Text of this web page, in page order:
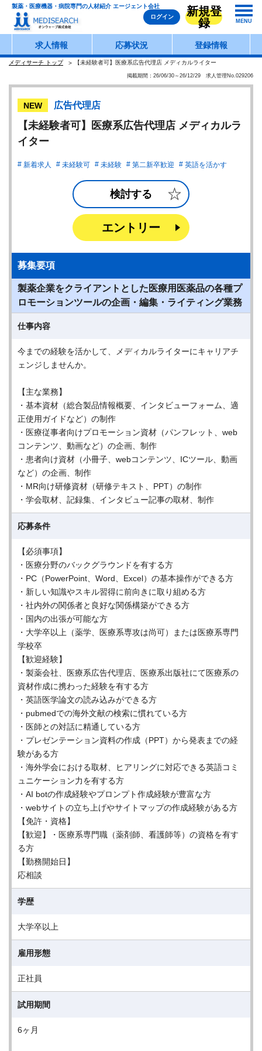
製薬・医療機器・病院専門の人材紹介 エージェント会社
ログイン
新規登
録
MENU
求人情報 応募状況 登録情報
メディサーチ トップ 【未経験者可】医療系広告代理店 メディカルライター
掲載期間：26/06/30～26/12/29 求人管理No.029206
NEW 広告代理店
【未経験者可】医療系広告代理店 メディカルラ
イター
新着求人 未経験可 未経験 第二新卒歓迎 英語を活かす
検討する
エントリー
募集要項
製薬企業をクライアントとした医療用医薬品の各種プ
ロモーションツールの企画・編集・ライティング業務
仕事内容
今までの経験を活かして、メディカルライターにキャリアチ
ェンジしませんか。
【主な業務】
・基本資材（総合製品情報概要、インタビューフォーム、適
正使用ガイドなど）の制作
・医療従事者向けプロモーション資材（パンフレット、web
コンテンツ、動画など）の企画、制作
・患者向け資材（小冊子、webコンテンツ、ICツール、動画
など）の企画、制作
・MR向け研修資材（研修テキスト、PPT）の制作
・学会取材、記録集、インタビュー記事の取材、制作
応募条件
【必須事項】
・医療分野のバックグラウンドを有する方
・PC（PowerPoint、Word、Excel）の基本操作ができる方
・新しい知識やスキル習得に前向きに取り組める方
・社内外の関係者と良好な関係構築ができる方
・国内の出張が可能な方
・大学卒以上（薬学、医療系専攻は尚可）または医療系専門
学校卒
【歓迎経験】
・製薬会社、医療系広告代理店、医療系出版社にて医療系の
資材作成に携わった経験を有する方
・英語医学論文の読み込みができる方
・pubmedでの海外文献の検索に慣れている方
・医師との対話に精通している方
・プレゼンテーション資料の作成（PPT）から発表までの経
験がある方
・海外学会における取材、ヒアリングに対応できる英語コミ
ュニケーション力を有する方
・AI botの作成経験やプロンプト作成経験が豊富な方
・webサイトの立ち上げやサイトマップの作成経験がある方
【免許・資格】
【歓迎】・医療系専門職（薬剤師、看護師等）の資格を有す
る方
【勤務開始日】
応相談
学歴
大学卒以上
雇用形態
正社員
試用期間
6ヶ月